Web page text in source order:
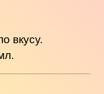
вкусу.